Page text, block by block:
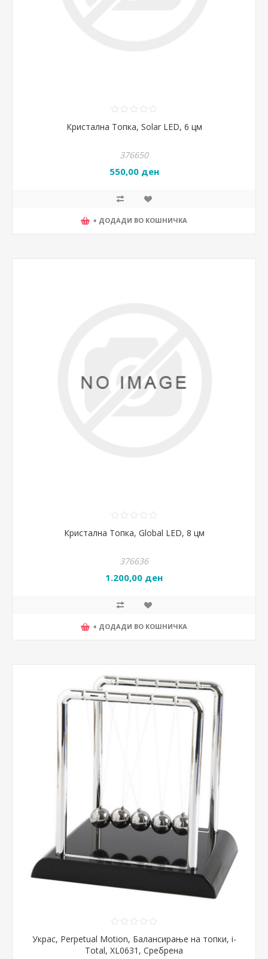
Кристална Топка, Solar LED, 6 цм
376650
550,00 ден
+ ДОДАДИ ВО КОШНИЧКА
Кристална Топка, Global LED, 8 цм
376636
1.200,00 ден
+ ДОДАДИ ВО КОШНИЧКА
Украс, Perpetual Motion, Балансирање на топки, i-
Total, XL0631, Сребрена